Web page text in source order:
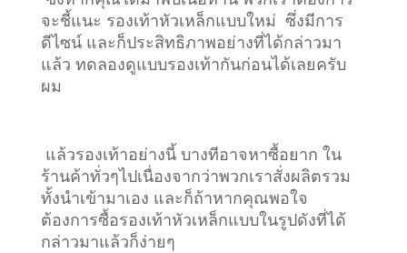
จะชี้แนะ รองเท้าหัวเหล็กแบบใหม่ ซึ่งมีการ
ดีไซน์ และก็ประสิทธิภาพอย่างที่ได้กล่าวมา
แล้ว ทดลองดูแบบรองเท้ากันก่อนได้เลยครับ
ผม
แล้วรองเท้าอย่างนี้ บางทีอาจหาซื้อยาก ใน
ร้านค้าทั่วๆไปเนื่องจากว่าพวกเราสั่งผลิตรวม
ทั้งนำเข้ามาเอง และก็ถ้าหากคุณพอใจ
ต้องการซื้อรองเท้าหัวเหล็กแบบในรูปดังที่ได้
กล่าวมาแล้วก็ง่ายๆ